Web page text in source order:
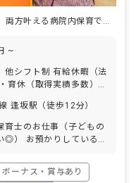
~
他シフト制 有給休暇（法
育休（取得実績多数）
逢坂駅（徒歩12分）
育士のお仕事（子どもの
◎） お預かりしている子
泄・清潔・衣類の着脱等
じた社会性の装着 ・行事
ボーナス・賞与あり